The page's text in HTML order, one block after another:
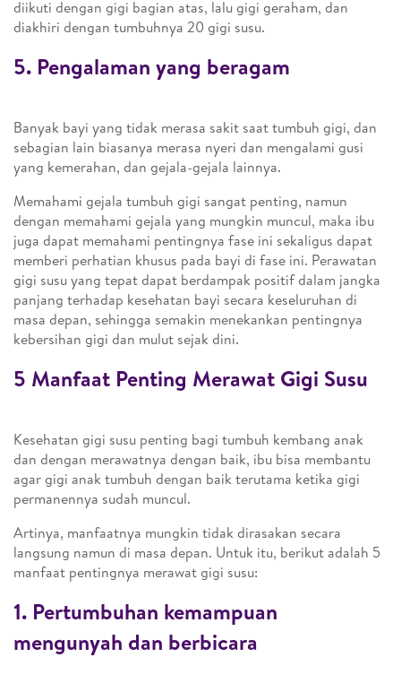
diikuti dengan gigi bagian atas, lalu gigi geraham, dan
diakhiri dengan tumbuhnya 20 gigi susu.
5. Pengalaman yang beragam
Banyak bayi yang tidak merasa sakit saat tumbuh gigi, dan
sebagian lain biasanya merasa nyeri dan mengalami gusi
yang kemerahan, dan gejala-gejala lainnya.
Memahami gejala tumbuh gigi sangat penting, namun
dengan memahami gejala yang mungkin muncul, maka ibu
juga dapat memahami pentingnya fase ini sekaligus dapat
memberi perhatian khusus pada bayi di fase ini. Perawatan
gigi susu yang tepat dapat berdampak positif dalam jangka
panjang terhadap kesehatan bayi secara keseluruhan di
masa depan, sehingga semakin menekankan pentingnya
kebersihan gigi dan mulut sejak dini.
5 Manfaat Penting Merawat Gigi Susu
Kesehatan gigi susu penting bagi tumbuh kembang anak
dan dengan merawatnya dengan baik, ibu bisa membantu
agar gigi anak tumbuh dengan baik terutama ketika gigi
permanennya sudah muncul.
Artinya, manfaatnya mungkin tidak dirasakan secara
langsung namun di masa depan. Untuk itu, berikut adalah 5
manfaat pentingnya merawat gigi susu:
1. Pertumbuhan kemampuan
mengunyah dan berbicara